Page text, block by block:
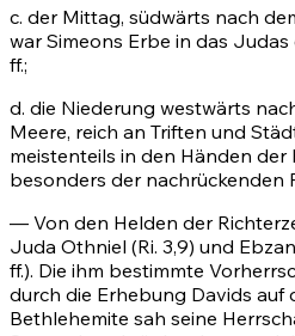
c. der Mittag, südwärts nach
war Simeons Erbe in das Judas
ff.;
d. die Niederung westwärts
Meere, reich an Triften und
meistenteils in den Händen der
besonders der nachrückenden
— Von den Helden der
Juda Othniel (Ri. 3,9) und
ff.). Die ihm bestimmte
durch die Erhebung Davids auf
Bethlehemite sah seine